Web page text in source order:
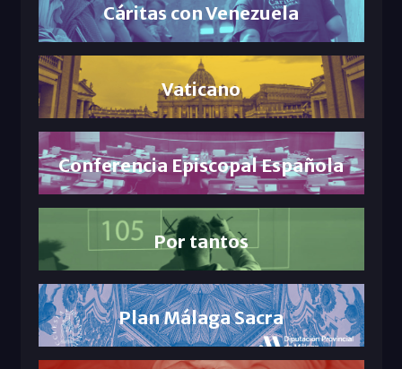
Cáritas con Venezuela
Vaticano
Conferencia Episcopal Española
Por tantos
Plan Málaga Sacra